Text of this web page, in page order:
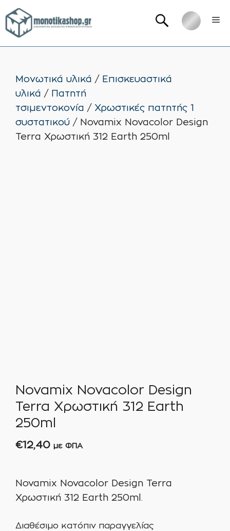
Μετάβαση
σε
περιεχόμενο
Μονωτικά υλικά / Επισκευαστικά
υλικά / Πατητή
τσιμεντοκονία / Χρωστικές πατητής 1
συστατικού / Novamix Novacolor Design
Terra Χρωστική 312 Earth 250ml
Novamix Novacolor Design
Terra Χρωστική 312 Earth
250ml
€12,40 με ΦΠΑ
Novamix Novacolor Design Terra
Χρωστική 312 Earth 250ml.
Διαθέσιμο κατόπιν παραγγελίας